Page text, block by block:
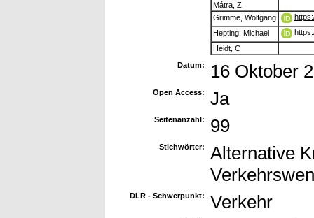
Mátra, Z
Grimme, Wolfgang
Hepting, Michael
Heidt, C
Datum:
16 Oktober
Open Access: Ja
Seitenanzahl: 99
Stichwörter:
Alternative
DLR - Schwerpunkt: Verkehr